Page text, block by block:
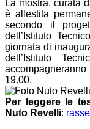
La mostra, curata
è allestita
secondo il
dell’Istituto
giornata di
dell’Istituto
19.00.
Per leggere le
Nuto Revelli: